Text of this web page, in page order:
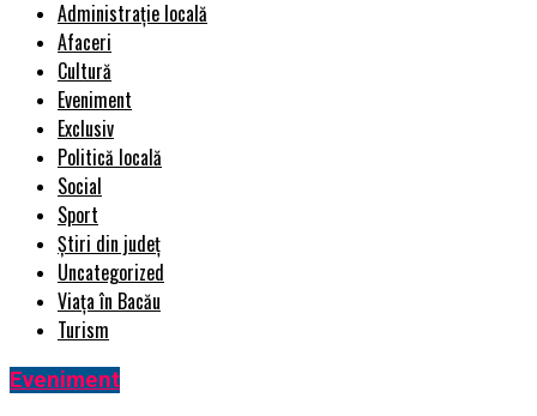
Administrație locală
Afaceri
Cultură
Eveniment
Exclusiv
Politică locală
Social
Sport
Știri din județ
Uncategorized
Viața în Bacău
Turism
Eveniment